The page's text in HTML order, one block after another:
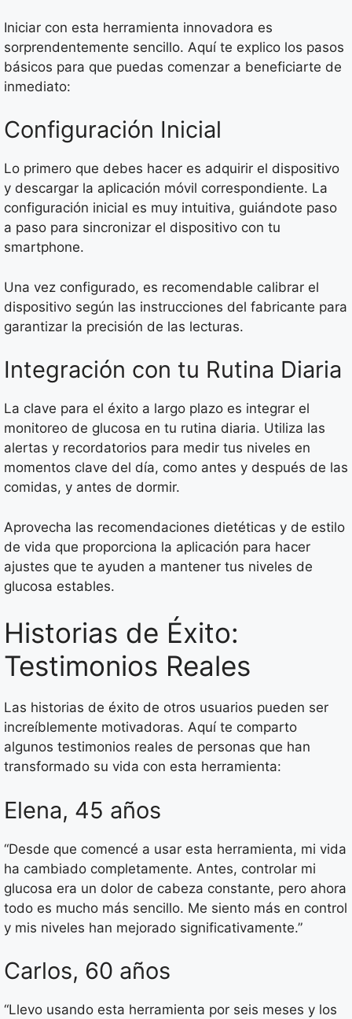
Iniciar con esta herramienta innovadora es
sorprendentemente sencillo. Aquí te explico los pasos
básicos para que puedas comenzar a beneficiarte de
inmediato:
Configuración Inicial
Lo primero que debes hacer es adquirir el dispositivo
y descargar la aplicación móvil correspondiente. La
configuración inicial es muy intuitiva, guiándote paso
a paso para sincronizar el dispositivo con tu
smartphone.
Una vez configurado, es recomendable calibrar el
dispositivo según las instrucciones del fabricante para
garantizar la precisión de las lecturas.
Integración con tu Rutina Diaria
La clave para el éxito a largo plazo es integrar el
monitoreo de glucosa en tu rutina diaria. Utiliza las
alertas y recordatorios para medir tus niveles en
momentos clave del día, como antes y después de las
comidas, y antes de dormir.
Aprovecha las recomendaciones dietéticas y de estilo
de vida que proporciona la aplicación para hacer
ajustes que te ayuden a mantener tus niveles de
glucosa estables.
Historias de Éxito:
Testimonios Reales
Las historias de éxito de otros usuarios pueden ser
increíblemente motivadoras. Aquí te comparto
algunos testimonios reales de personas que han
transformado su vida con esta herramienta:
Elena, 45 años
“Desde que comencé a usar esta herramienta, mi vida
ha cambiado completamente. Antes, controlar mi
glucosa era un dolor de cabeza constante, pero ahora
todo es mucho más sencillo. Me siento más en control
y mis niveles han mejorado significativamente.”
Carlos, 60 años
“Llevo usando esta herramienta por seis meses y los